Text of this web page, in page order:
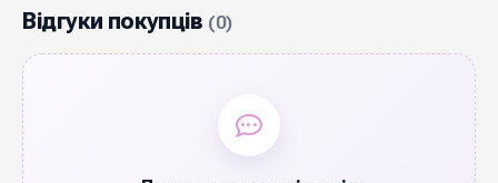
Відгуки покупців (0)